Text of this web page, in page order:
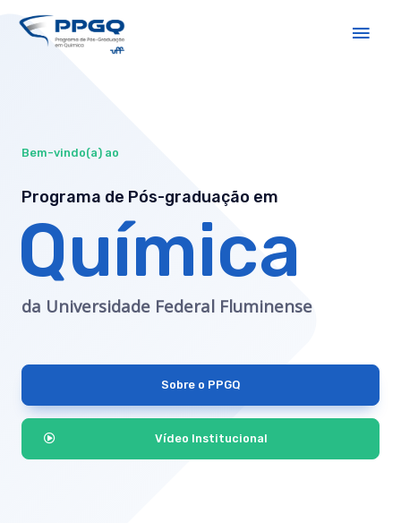
Bem-vindo(a) ao
Programa de Pós-graduação em
Química
da Universidade Federal Fluminense
Sobre o PPGQ
Vídeo Institucional